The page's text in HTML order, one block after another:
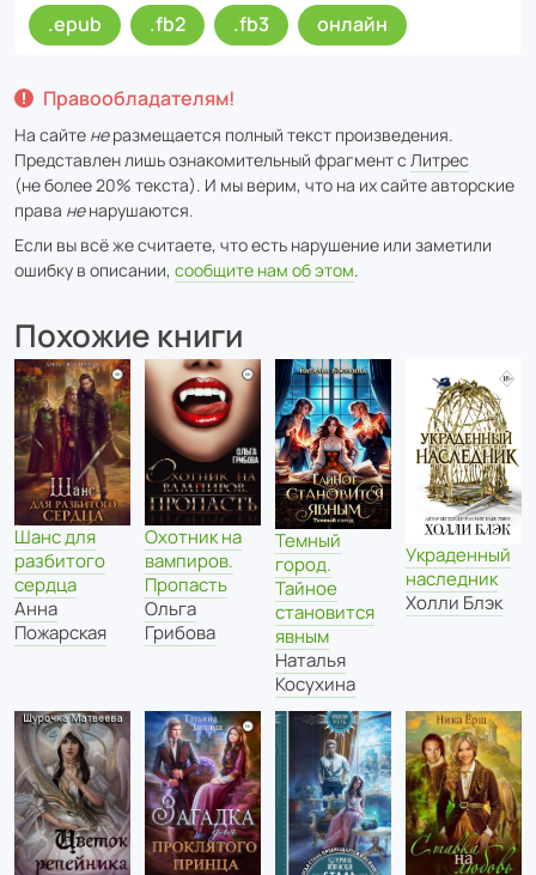
.epub .fb2 .fb3 онлайн
Правообладателям!
На сайте неразмещается полный текст произведения.
Представлен лишь ознакомительный фрагмент с Литрес
(не более 20% текста). И мы верим, что на их сайте авторские
права ненарушаются.
Если вы всё же считаете, что есть нарушение или заметили
ошибку в описании, сообщите нам об этом.
Похожие книги
Шанс для
разбитого
сердца
Анна
Пожарская
Охотник на
вампиров.
Пропасть
Ольга
Грибова
Темный
город.
Тайное
становится
явным
Наталья
Косухина
Украденный
наследник
Холли Блэк